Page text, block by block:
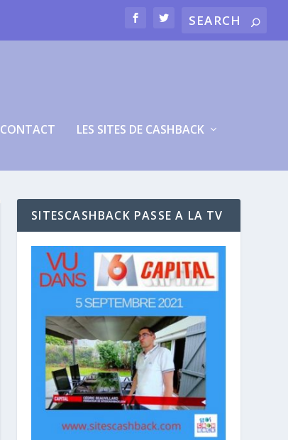
CONTACT LES SITES DE CASHBACK
SITESCASHBACK PASSE A LA TV